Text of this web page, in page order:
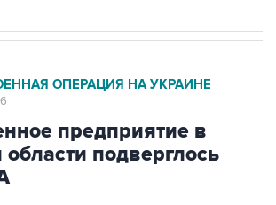
ОПЕРАЦИЯ НА УКРАИНЕ
предприятие в
подверглось